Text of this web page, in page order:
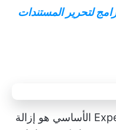
10 برامج لتحرير المستندات
هدف ExperLogix الأساسي هو إزالة